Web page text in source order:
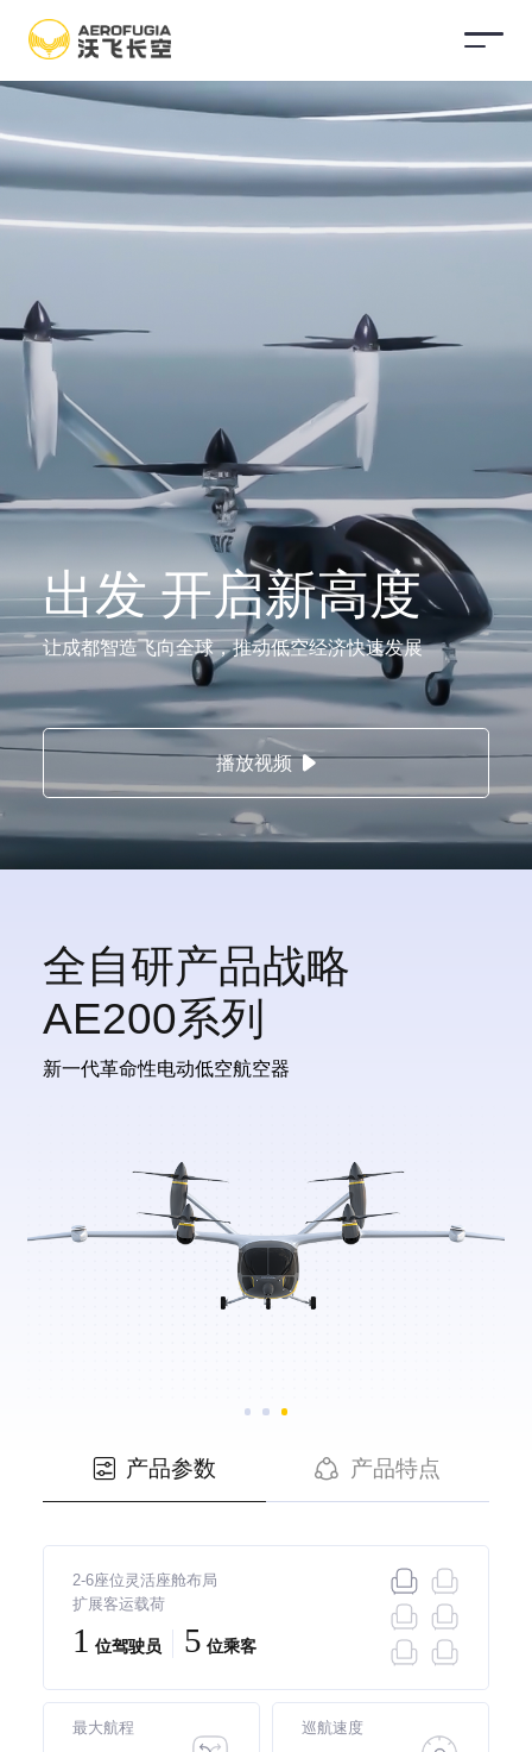
出发 开启新高度
让成都智造飞向全球，推动低空经济快速发展
播放视频
全自研产品战略
AE200系列
新一代革命性电动低空航空器
 产品参数  产品特点
2-6座位灵活座舱布局
扩展客运载荷
1 位驾驶员 5 位乘客
最大航程 巡航速度